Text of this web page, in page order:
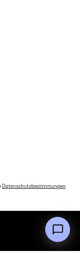
Datenschutzbestimmungen